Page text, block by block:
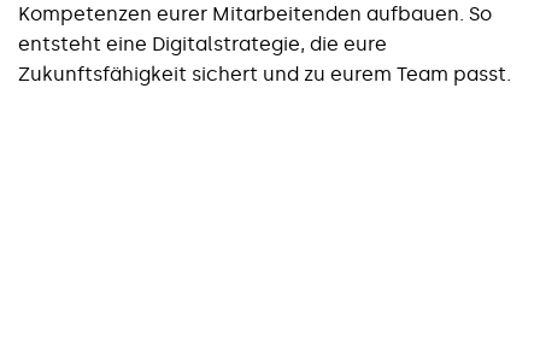
Kompetenzen eurer Mitarbeitenden aufbauen. So
entsteht eine Digitalstrategie, die eure
Zukunftsfähigkeit sichert und zu eurem Team passt.